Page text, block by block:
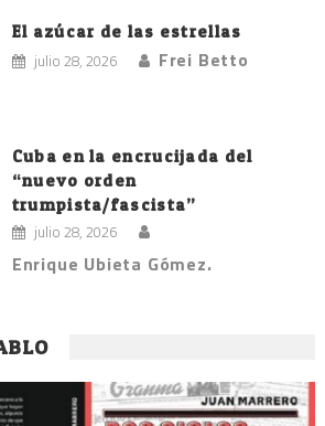
El azúcar de las estrellas
julio 28, 2026 Frei Betto
Cuba en la encrucijada del
“nuevo orden
trumpista/fascista”
julio 28, 2026
Enrique Ubieta Gómez.